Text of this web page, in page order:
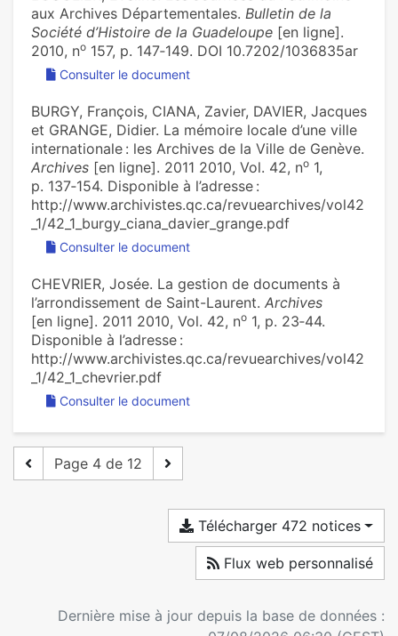
aux Archives Départementales. Bulletin de la
Société d’Histoire de la Guadeloupe [en ligne].
2010, no 157, p. 147‑149. DOI 10.7202/1036835ar
Consulter le document
BURGY, François, CIANA, Zavier, DAVIER, Jacques
et GRANGE, Didier. La mémoire locale d’une ville
internationale : les Archives de la Ville de Genève.
Archives [en ligne]. 2011 2010, Vol. 42, no 1,
p. 137‑154. Disponible à l’adresse :
http://www.archivistes.qc.ca/revuearchives/vol42
_1/42_1_burgy_ciana_davier_grange.pdf
Consulter le document
CHEVRIER, Josée. La gestion de documents à
l’arrondissement de Saint-Laurent. Archives
[en ligne]. 2011 2010, Vol. 42, no 1, p. 23‑44.
Disponible à l’adresse :
http://www.archivistes.qc.ca/revuearchives/vol42
_1/42_1_chevrier.pdf
Consulter le document
Page 4 de 12
Télécharger 472 notices
Flux web personnalisé
Dernière mise à jour depuis la base de données :